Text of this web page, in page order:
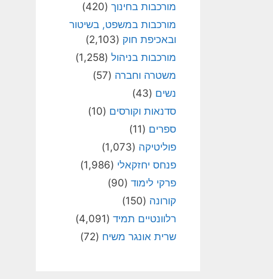
מורכבות בחינוך (420)
מורכבות במשפט, בשיטור
ובאכיפת חוק (2,103)
מורכבות בניהול (1,258)
משטרה וחברה (57)
נשים (43)
סדנאות וקורסים (10)
ספרים (11)
פוליטיקה (1,073)
פנחס יחזקאלי (1,986)
פרקי לימוד (90)
קורונה (150)
רלוונטיים תמיד (4,091)
שרית אונגר משיח (72)